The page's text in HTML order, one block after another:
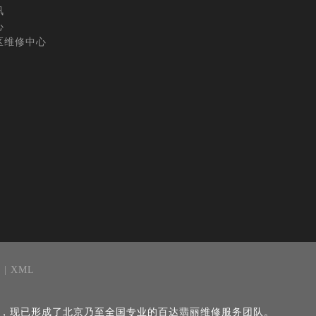
维修中心
| XML
已形成了北京乃至全国专业的百达翡丽维修服务团队。